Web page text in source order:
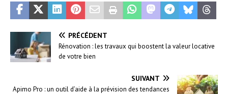
PRÉCÉDENT
Rénovation : les travaux qui boostent la valeur locative
de votre bien
SUIVANT
Apimo Pro : un outil d’aide à la prévision des tendances